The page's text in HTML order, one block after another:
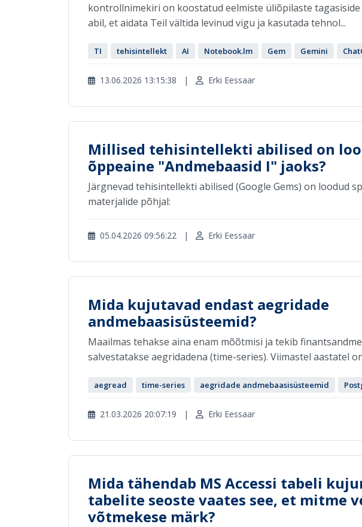
kontrollnimekiri on koostatud eelmiste üliõpilaste
abil, et aidata Teil vältida levinud vigu ja kasutada tehnol...
TI tehisintellekt AI Notebook.lm Gem Gemini
13.06.2026 13:15:38 | Erki Eessaar
Millised tehisintellekti abilised on
õppeaine "Andmebaasid I" jaoks?
Järgnevad tehisintellekti abilised (Google Gems) on loodud
materjalide põhjal:
05.04.2026 09:56:22 | Erki Eessaar
Mida kujutavad endast aegridade
andmebaasisüsteemid?
Maailmas tehakse aina enam mõõtmisi ja tekib
salvestatakse aegridadena (time-series). Viimastel aastatel
aegread time-series aegridade andmebaasisüsteemid
21.03.2026 20:07:19 | Erki Eessaar
Mida tähendab MS Accessi tabeli
tabelite seoste vaates see, et mitme
võtmekese märk?